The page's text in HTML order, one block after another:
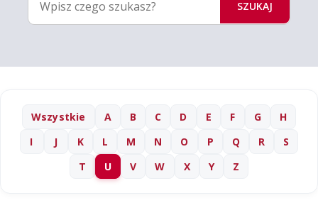
SZUKAJ
Wszystkie A B C D E F G
H
I
J K L M N O P Q R
S
T
U V W X Y Z